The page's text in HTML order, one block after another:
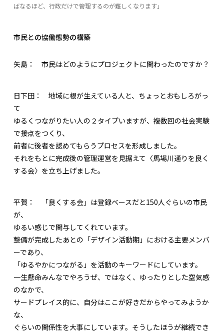
ばなるほど、行政だけで管理するのが難しくなります」
市民との協働態勢の構築
矢島： 市民はどのようにプロジェクトに関わったのですか？
日下田： 地域に根が生えている人と、ちょっとおもしろがっ
て
ゆるくつながりたい人の２タイプいますが、複数回の社会実験
で接点をつくり、
前者に後者を認めてもらうプロセスを形成しました。
それをもとに完成後の管理運営を見据えて〈馬場川通りを良く
する会〉を立ち上げました。
平賀：
「良くする会」は登録ベースだと150人ぐらいの市民
が、
ゆるい感じで関与してくれています。
整備が完成したあとの「デザイン活動期」における主要メンバ
ーであり、
「ゆるやかにつながる」を活動のキーワードにしています。
一生懸命みんなでやろうぜ、ではなく、ゆったりとした空気感
のなかで、
サードプレイス的に、自分はここが好きだからやってみようか
な、
ぐらいの関係性を大事にしています。そうしたほうが継続でき